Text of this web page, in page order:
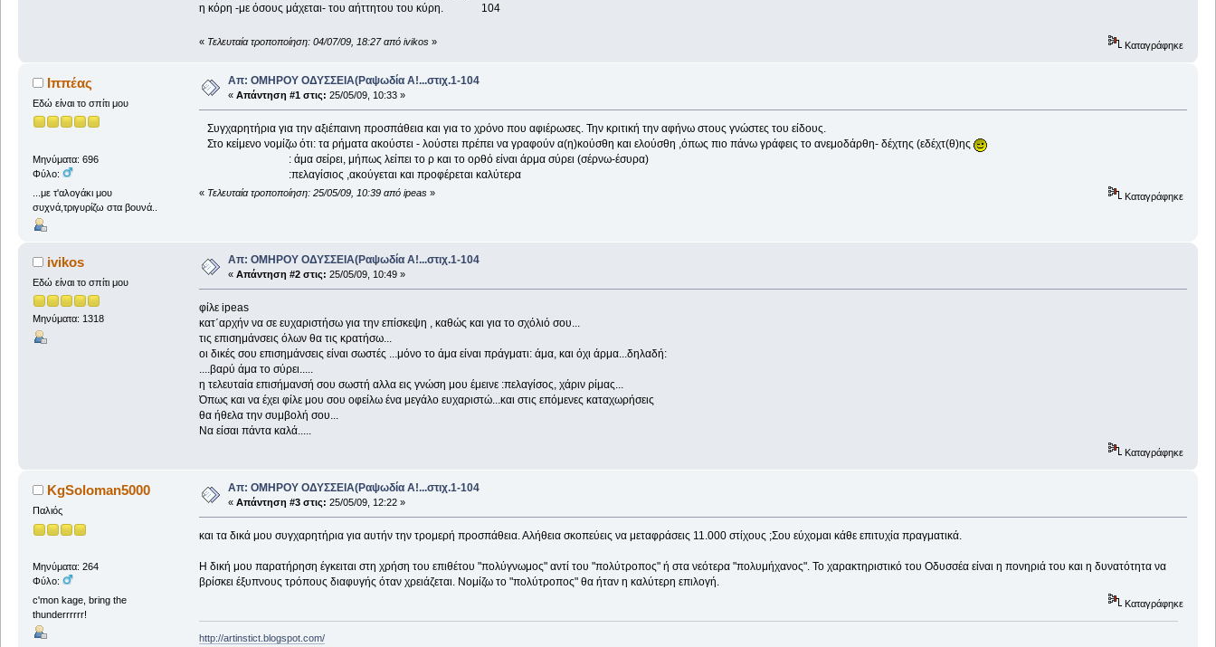
η κόρη -με όσους μάχεται- του αήττητου του κύρη. 104
« Τελευταία τροποποίηση: 04/07/09, 18:27 από ivikos» Καταγράφηκε
Ιππέας
Εδώ είναι το σπίτι μου
Μηνύματα: 696
Φύλο:
...με τ'αλογάκι μου
συχνά,τριγυρίζω στα βουνά..
Απ: ΟΜΗΡΟΥ ΟΔΥΣΣΕΙΑ(Ραψωδία Α!...στιχ.1-104
« Απάντηση #1 στις: 25/05/09, 10:33 »
Συγχαρητήρια για την αξιέπαινη προσπάθεια και για το χρόνο που αφιέρωσες. Την κριτική την αφήνω στους γνώστες του είδους.
Στο κείμενο νομίζω ότι: τα ρήματα ακούστει - λούστει πρέπει να γραφούν α(η)κούσθη και ελούσθη ,όπως πιο πάνω γράφεις το ανεμοδάρθη- δέχτης (εδέχτ(θ)ης
: άμα σείρει, μήπως λείπει το ρ και το ορθό είναι άρμα σύρει (σέρνω-έσυρα)
:πελαγίσιος ,ακούγεται και προφέρεται καλύτερα
« Τελευταία τροποποίηση: 25/05/09, 10:39 από ipeas» Καταγράφηκε
ivikos
Εδώ είναι το σπίτι μου
Μηνύματα: 1318
Απ: ΟΜΗΡΟΥ ΟΔΥΣΣΕΙΑ(Ραψωδία Α!...στιχ.1-104
« Απάντηση #2 στις: 25/05/09, 10:49 »
φίλε ipeas
κατ΄αρχήν να σε ευχαριστήσω για την επίσκεψη , καθώς και για το σχόλιό σου...
τις επισημάνσεις όλων θα τις κρατήσω...
οι δικές σου επισημάνσεις είναι σωστές ...μόνο το άμα είναι πράγματι: άμα, και όχι άρμα...δηλαδή:
....βαρύ άμα το σύρει.....
η τελευταία επισήμανσή σου σωστή αλλα εις γνώση μου έμεινε :πελαγίσος, χάριν ρίμας...
Όπως και να έχει φίλε μου σου οφείλω ένα μεγάλο ευχαριστώ...και στις επόμενες καταχωρήσεις
θα ήθελα την συμβολή σου...
Να είσαι πάντα καλά.....
Καταγράφηκε
KgSoloman5000
Παλιός
Μηνύματα: 264
Φύλο:
c'mon kage, bring the
thunderrrrrr!
Απ: ΟΜΗΡΟΥ ΟΔΥΣΣΕΙΑ(Ραψωδία Α!...στιχ.1-104
« Απάντηση #3 στις: 25/05/09, 12:22 »
και τα δικά μου συγχαρητήρια για αυτήν την τρομερή προσπάθεια. Αλήθεια σκοπεύεις να μεταφράσεις 11.000 στίχους ;Σου εύχομαι κάθε επιτυχία πραγματικά.
Η δική μου παρατήρηση έγκειται στη χρήση του επιθέτου "πολύγνωμος" αντί του "πολύτροπος" ή στα νεότερα "πολυμήχανος". Το χαρακτηριστικό του Οδυσσέα είναι η πονηριά του και η δυνατότητα να
βρίσκει έξυπνους τρόπους διαφυγής όταν χρειάζεται. Νομίζω το "πολύτροπος" θα ήταν η καλύτερη επιλογή.
Καταγράφηκε
http://artinstict.blogspot.com/